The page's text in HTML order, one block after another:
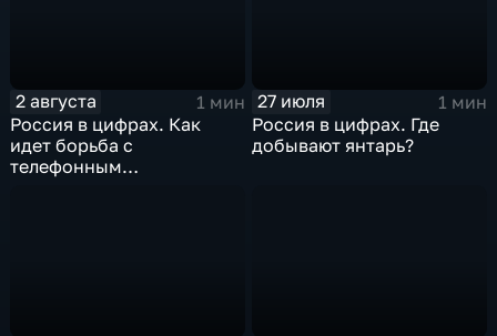
2 августа
1 мин
Россия в цифрах. Как
идет борьба с
телефонным
27 июля
1 мин
Россия в цифрах. Где
добывают янтарь?